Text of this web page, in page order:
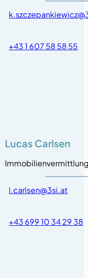
+43 1 607 58 58 55
Lucas Carlsen
l.carlsen@3si.at
+43 699 10 34 29 38